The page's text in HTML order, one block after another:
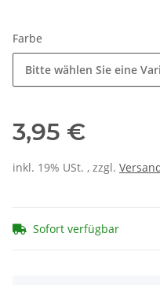
Farbe
Bitte wählen Sie eine
3,95 €
inkl. 19% USt. , zzgl.
Sofort verfügbar